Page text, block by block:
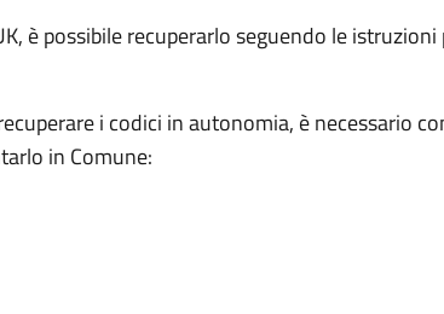
è possibile recuperarlo seguendo le
i codici in autonomia, è necessario
in Comune: